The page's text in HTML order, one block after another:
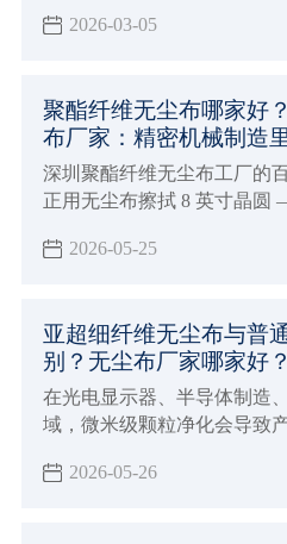
2026-03-05
聚酯纤维无尘布哪家好
布厂家：精密机械制造
全卫士”！
深圳聚酯纤维无尘布工厂的
正用无尘布擦拭 8 英寸晶
直接归零。
2026-05-25
亚超细纤维无尘布与普
别？无尘布厂家哪家好？
在光电显示器、半导体制造
域，微米级颗粒净化会导致
布的采购是一个大难题！那
2026-05-26